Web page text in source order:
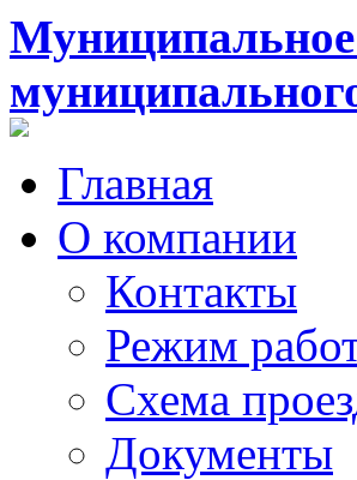
Главная
О компании
Контакты
Режим
Схема
Документы